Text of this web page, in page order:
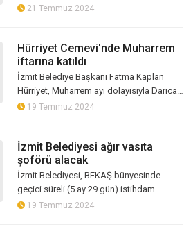
gösteren İzmit Belediye Başkanı Fatma
21 Temmuz 2024
Hürriyet Cemevi'nde Muharrem
iftarına katıldı
İzmit Belediye Başkanı Fatma Kaplan
Hürriyet, Muharrem ayı dolayısıyla Darıca
Cemevi’nde düzenlenen iftar programına
19 Temmuz 2024
İzmit Belediyesi ağır vasıta
şoförü alacak
İzmit Belediyesi, BEKAŞ bünyesinde
geçici süreli (5 ay 29 gün) istihdam
edilmek üzere ağır vasıta şoförü alımı
19 Temmuz 2024